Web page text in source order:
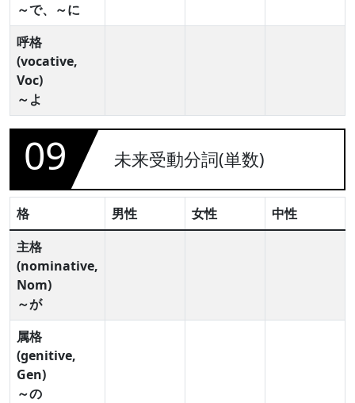
～で、～に
呼格
(vocative,
Voc)
～よ
09 未来受動分詞(単数)
格 男性 女性
中性
主格
(nominative,
Nom)
～が
属格
(genitive,
Gen)
～の